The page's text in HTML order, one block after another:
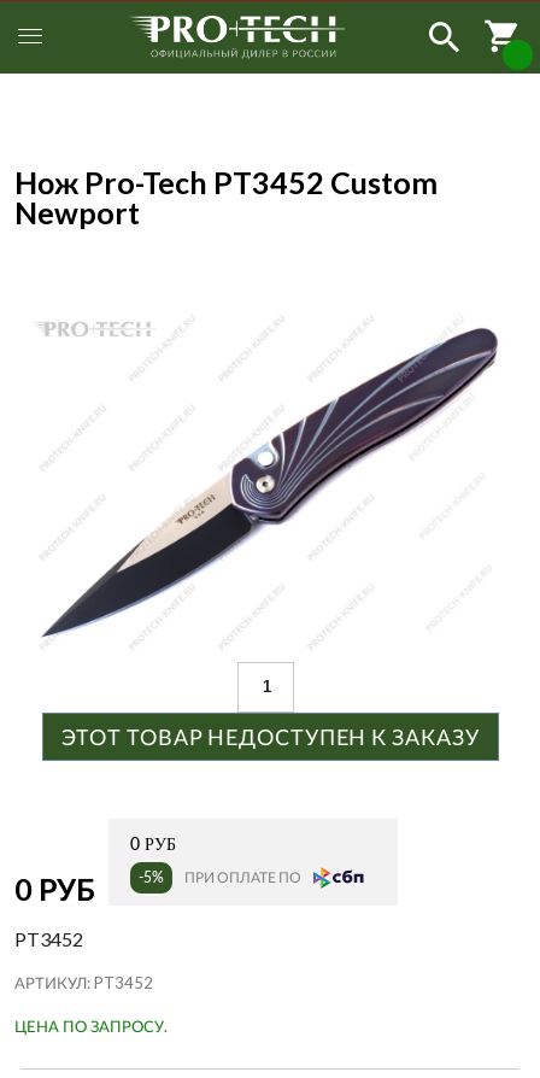
Нож Pro-Tech PT3452 Custom
Newport
ЭТОТ ТОВАР НЕДОСТУПЕН К ЗАКАЗУ
0 РУБ
0 РУБ
-5% ПРИ ОПЛАТЕ ПО
PT3452
АРТИКУЛ:PT3452
ЦЕНА ПО ЗАПРОСУ.